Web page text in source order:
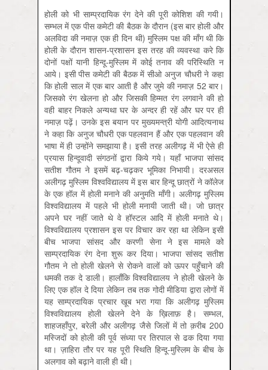
होली को भी साम्प्रदायिक रंग देने की पूरी कोशिश की गयी।
सम्भल में एक पीस कमेटी की बैठक के दौरान (इस बार होली और
अलविदा की नमाज़ एक ही दिन थी) मुस्लिम पक्ष की माँग थी कि
होली के दौरान शासन-प्रशासन इस तरह की व्यवस्था करे कि
दोनों पक्षों यानी हिन्दू-मुस्लिम में कोई तनाव की परिस्थिति न
आये। इसी पीस कमेटी की बैठक में सीओ अनुज चौधरी ने कहा
कि होली साल में एक बार आती है और जुमे की नमाज़ 52 बार।
जिसको रंग खेलना हो और जिसकी हिम्मत रंग लगवाने की हो
वही बाहर निकले अन्यथा घर के अन्दर ही रहें और घर पर ही
नमाज़ पढ़ें। उनके इस बयान पर मुख्यमन्त्री योगी आदित्यनाथ
ने कहा कि अनुज चौधरी एक पहलवान हैं और एक पहलवान की
भाषा में ही उन्होंने समझाया है। इसी तरह अलीगढ़ में भी ऐसे ही
प्रयास हिन्दूवादी संगठनों द्वारा किये गये। यहाँ भाजपा सांसद
सतीश गौतम ने इसमें बढ़-चढ़कर भूमिका निभायी। दरअसल
अलीगढ़ मुस्लिम विश्वविद्यालय में इस बार हिन्दू छात्रों ने कॉलेज
के एक हॉल में होली मनाने की अनुमति माँगी। अलीगढ़ मुस्लिम
विश्वविद्यालय में पहले भी होली मनायी जाती थी। जो छात्र
अपने घर नहीं जाते थे वे हॉस्टल आदि में होली मनाते थे।
विश्वविद्यालय प्रशासन इस पर विचार कर रहा था लेकिन इसी
बीच भाजपा सांसद और करणी सेना ने इस मामले को
साम्प्रदायिक रंग देना शुरू कर दिया। भाजपा सांसद सतीश
गौतम ने तो होली खेलने से रोकने वालों को ऊपर पहुँचाने की
धमकी तक दे डाली। हालाँकि विश्वविद्यालय ने होली खेलने के
लिए एक हॉल दे दिया लेकिन तब तक गोदी मीडिया द्वारा लोगों में
यह साम्प्रदायिक प्रचार खूब भरा गया कि अलीगढ़ मुस्लिम
विश्वविद्यालय होली खेलने देने के ख़िलाफ़ है। सम्भल,
शाहजहाँपुर, बरेली और अलीगढ़ जैसे जिलों में तो क़रीब 200
मस्जिदों को होली की पूर्व संध्या पर तिरपाल से ढक दिया गया
था। ज़ाहिरा तौर पर यह पूरी स्थिति हिन्दू-मुस्लिम के बीच के
अलगाव को बढ़ाने वाली ही थी।